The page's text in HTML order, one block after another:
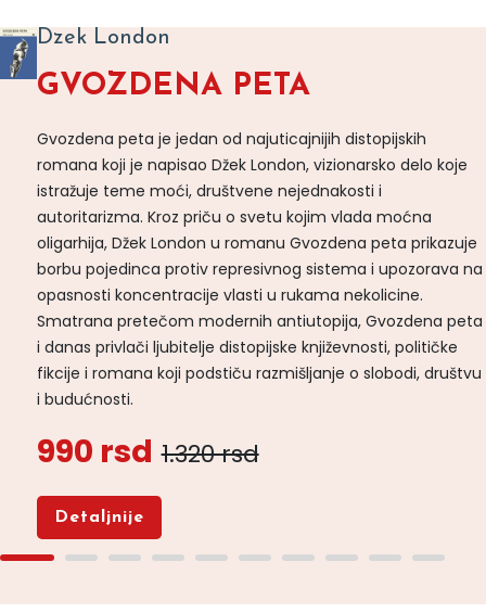
Dzek London
GVOZDENA PETA
Gvozdena peta je jedan od najuticajnijih distopijskih
romana koji je napisao Džek London, vizionarsko delo koje
istražuje teme moći, društvene nejednakosti i
autoritarizma. Kroz priču o svetu kojim vlada moćna
oligarhija, Džek London u romanu Gvozdena peta prikazuje
borbu pojedinca protiv represivnog sistema i upozorava na
opasnosti koncentracije vlasti u rukama nekolicine.
Smatrana pretečom modernih antiutopija, Gvozdena peta
i danas privlači ljubitelje distopijske književnosti, političke
fikcije i romana koji podstiču razmišljanje o slobodi, društvu
i budućnosti.
990 rsd 1.320 rsd
Detaljnije